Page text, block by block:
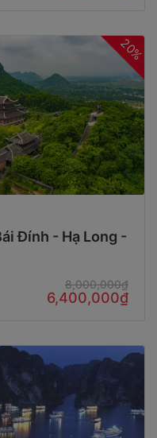
20%
Đính - Hạ Long -
8,000,000₫
6,400,000₫